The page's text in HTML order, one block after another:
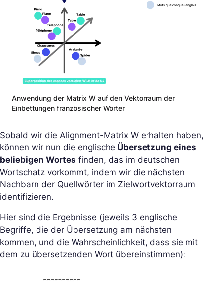
Anwendung der Matrix W auf den Vektorraum der
Einbettungen französischer Wörter
Sobald wir die Alignment-Matrix W erhalten haben,
können wir nun die englische Übersetzung eines
beliebigen Wortes finden, das im deutschen
Wortschatz vorkommt, indem wir die nächsten
Nachbarn der Quellwörter im Zielwortvektorraum
identifizieren.
Hier sind die Ergebnisse (jeweils 3 englische
Begriffe, die der Übersetzung am nächsten
kommen, und die Wahrscheinlichkeit, dass sie mit
dem zu übersetzenden Wort übereinstimmen):